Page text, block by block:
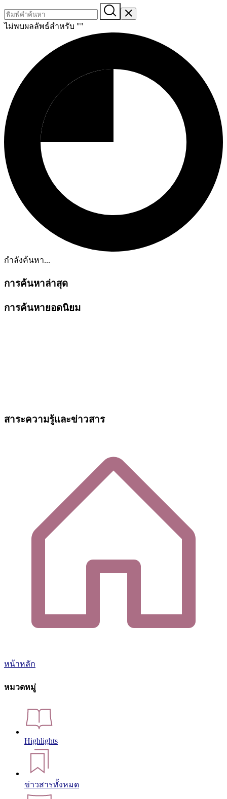
ไม่พบผลลัพธ์สำหรับ ""
กำลังค้นหา...
การค้นหาล่าสุด
การค้นหายอดนิยม
สาระความรู้และข่าวสาร
หน้าหลัก
หมวดหมู่
Highlights
ข่าวสารทั้งหมด